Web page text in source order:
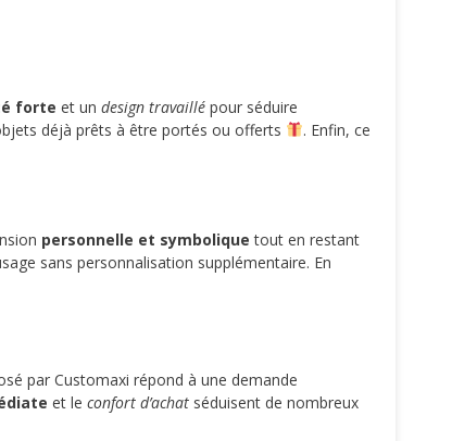
forte et un design travaillépour séduire
déjà prêts à être portés ou offerts
. Enfin, ce
personnelle et symbolique tout en restant
sans personnalisation supplémentaire. En
par Customaxi répond à une demande
et le confort d’achat séduisent de nombreux